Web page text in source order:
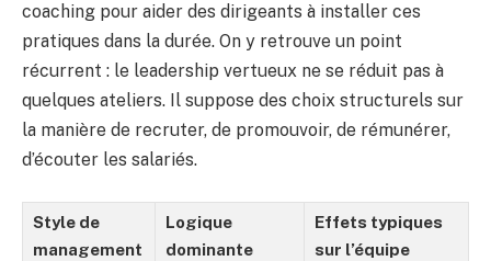
coaching pour aider des dirigeants à installer ces
pratiques dans la durée. On y retrouve un point
récurrent : le leadership vertueux ne se réduit pas à
quelques ateliers. Il suppose des choix structurels sur
la manière de recruter, de promouvoir, de rémunérer,
d’écouter les salariés.
Style de
management
Logique
dominante
Effets typiques
sur l’équipe